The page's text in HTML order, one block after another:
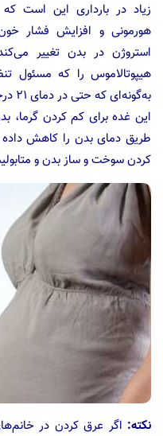
زیاد در بارداری این است
هورمونی و افزایش فشار
استروژن در بدن تغییر
هیپوتالاموس را که مسئول
این غده برای کم کردن گرما،
طریق دمای بدن را کاهش داده
کردن سوخت و ساز بدن و
نکته: اگر عرق کردن در